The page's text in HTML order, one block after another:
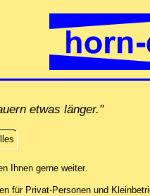
etwas länger."
Ihnen gerne weiterdirekt vor Ort in
.
für Privat-Personen und